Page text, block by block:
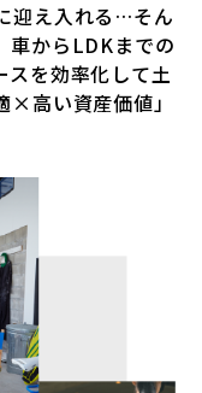
迎え入れる…そん
車からLDKまでの
スを効率化して土
×高い資産価値」